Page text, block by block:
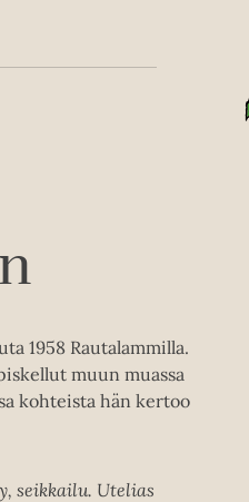
1958 Rautalammilla.
muun muassa
kohteista hän kertoo
seikkailu. Utelias